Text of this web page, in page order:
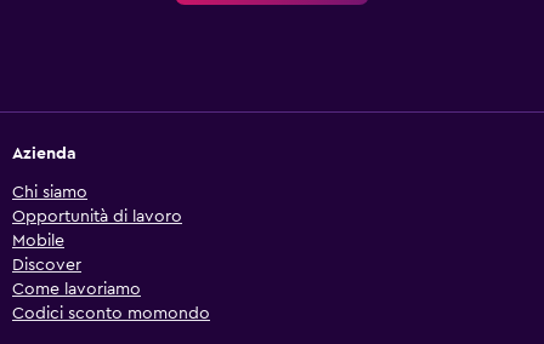
Azienda
Chi siamo
Opportunità di lavoro
Mobile
Discover
Come lavoriamo
Codici sconto momondo